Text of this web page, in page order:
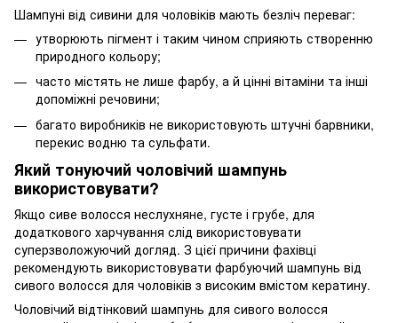
Шампуні від сивини для чоловіків мають безліч переваг:
утворюють пігмент і таким чином сприяють створенню
природного кольору;
часто містять не лише фарбу, а й цінні вітаміни та інші
допоміжні речовини;
багато виробників не використовують штучні барвники,
перекис водню та сульфати.
Який тонуючий чоловічий шампунь
використовувати?
Якщо сиве волосся неслухняне, густе і грубе, для
додаткового харчування слід використовувати
суперзволожуючий догляд. З цієї причини фахівці
рекомендують використовувати фарбуючий шампунь від
сивого волосся для чоловіків з високим вмістом кератину.
Чоловічий відтінковий шампунь для сивого волосся